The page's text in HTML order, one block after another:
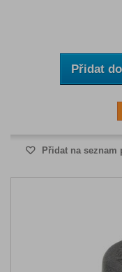
Přidat
Přidat na seznam